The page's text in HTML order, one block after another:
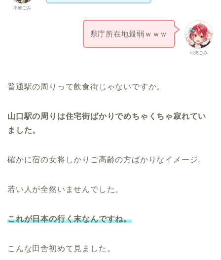
不燃ごみ
可燃ごみ
県庁所在地最弱ｗｗｗ
普通駅の周りって飲食街じゃないですか。
山口駅の周りは住宅街ばかりでめちゃくちゃ寂れてい
ました。
確かに宿の女将しかりご高齢の方ばかりなイメージ。
若い人が全然いませんでした。
これが日本の行く末なんですね。
こんな田舎初めて見ました。